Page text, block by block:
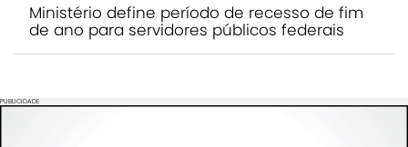
Ministério define período de recesso de fim
de ano para servidores públicos federais
PUBLICIDADE